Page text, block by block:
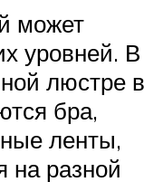
может
уровней. В
люстре в
бра,
ленты,
на разной